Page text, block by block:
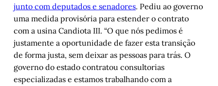
junto com deputados e senadores. Pediu ao governo
uma medida provisória para estender o contrato
com a usina Candiota III. “O que nós pedimos é
justamente a oportunidade de fazer esta transição
de forma justa, sem deixar as pessoas para trás. O
governo do estado contratou consultorias
especializadas e estamos trabalhando com a